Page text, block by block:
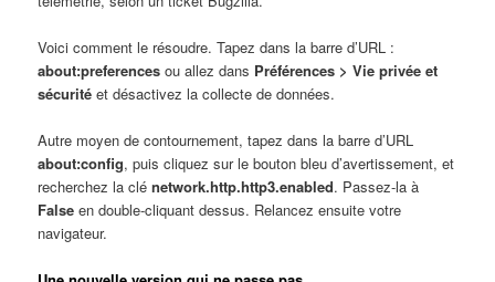
Voici comment le résoudre. Tapez dans la barre d’URL :
about:preferences ou allez dans Préférences > Vie privée et
sécurité et désactivez la collecte de données.
Autre moyen de contournement, tapez dans la barre d’URL
about:config, puis cliquez sur le bouton bleu d’avertissement, et
recherchez la clénetwork.http.http3.enabled. Passez-la à
False en double-cliquant dessus. Relancez ensuite votre
navigateur.